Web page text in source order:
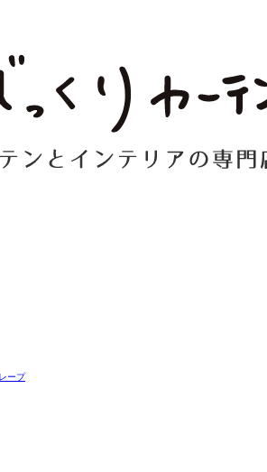
ープ